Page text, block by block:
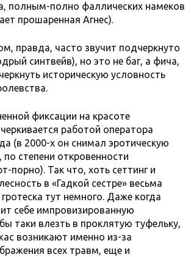
полным-полно фаллических намеков
прошаренная Агнес).
правда, часто звучит подчеркнуто
синтвейв), но это не баг, а фича,
историческую условность
фиксации на красоте
работой оператора
(в 2000-х он снимал эротическую
, по степени откровенности
порно). Так что, хоть сеттинг и
в «Гадкой сестре» весьма
тут немного. Даже когда
себе импровизированную
таки влезть в проклятую туфельку,
возникают именно из-за
всех травм, еще и